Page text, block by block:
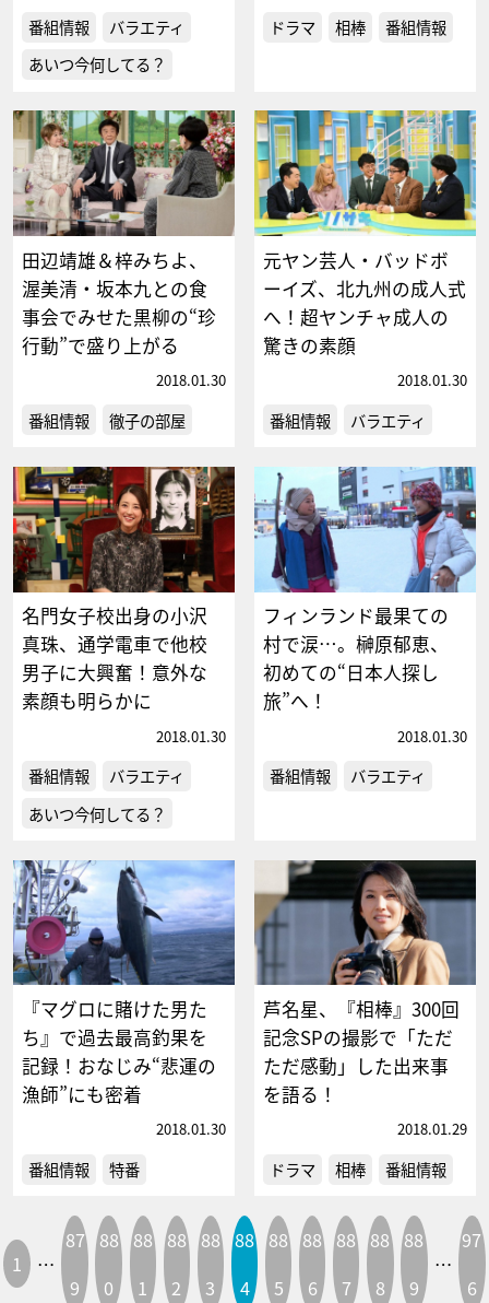
番組情報
バラエティ
あいつ今何してる？
ドラマ 相棒 番組情報
田辺靖雄＆梓みちよ、
渥美清・坂本九との食
事会でみせた黒柳の“珍
行動”で盛り上がる
2018.01.30
番組情報 徹子の部屋
元ヤン芸人・バッドボ
ーイズ、北九州の成人式
へ！超ヤンチャ成人の
驚きの素顔
2018.01.30
番組情報 バラエティ
名門女子校出身の小沢
真珠、通学電車で他校
男子に大興奮！意外な
素顔も明らかに
2018.01.30
番組情報
バラエティ
あいつ今何してる？
フィンランド最果ての
村で涙…。榊原郁恵、
初めての“日本人探し
旅”へ！
2018.01.30
番組情報 バラエティ
『マグロに賭けた男た
ち』で過去最高釣果を
記録！おなじみ“悲運の
漁師”にも密着
2018.01.30
番組情報 特番
芦名星、『相棒』300回
記念SPの撮影で「ただ
ただ感動」した出来事
を語る！
2018.01.29
ドラマ 相棒 番組情報
1 …
87
9
88
0
88
1
88
2
88
3
88
4
88
5
88
6
88
7
88
8
88
9
…
97
6